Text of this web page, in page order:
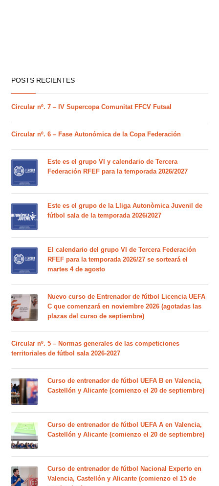
POSTS RECIENTES
Circular nº. 7 – IV Supercopa Comunitat FFCV Futsal
Circular nº. 6 – Fase Autonómica de la Copa Federación
Este es el grupo VI y calendario de Tercera
Federación RFEF para la temporada 2026/2027
Este es el grupo de la Lliga Autonòmica Juvenil de
fútbol sala de la temporada 2026/2027
El calendario del grupo VI de Tercera Federación
RFEF para la temporada 2026/27 se sorteará el
martes 4 de agosto
Nuevo curso de Entrenador de fútbol Licencia UEFA
C que comenzará en noviembre 2026 (agotadas las
plazas del curso de septiembre)
Circular nº. 5 – Normas generales de las competiciones
territoriales de fútbol sala 2026-2027
Curso de entrenador de fútbol UEFA B en Valencia,
Castellón y Alicante (comienzo el 20 de septiembre)
Curso de entrenador de fútbol UEFA A en Valencia,
Castellón y Alicante (comienzo el 20 de septiembre)
Curso de entrenador de fútbol Nacional Experto en
Valencia, Castellón y Alicante (comienzo el 15 de